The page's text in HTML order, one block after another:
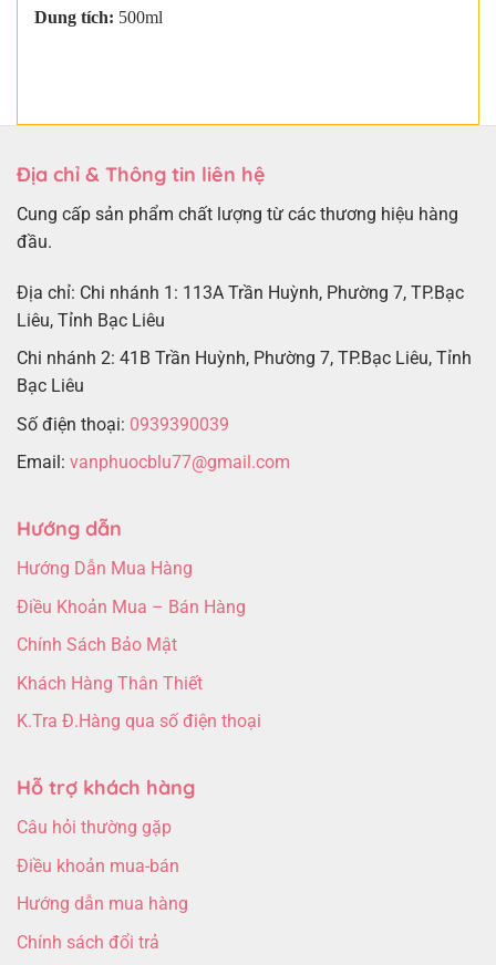
Dung tích: 500ml
Địa chỉ & Thông tin liên hệ
Cung cấp sản phẩm chất lượng từ các thương hiệu hàng
đầu.
Địa chỉ: Chi nhánh 1: 113A Trần Huỳnh, Phường 7, TP.Bạc
Liêu, Tỉnh Bạc Liêu
Chi nhánh 2: 41B Trần Huỳnh, Phường 7, TP.Bạc Liêu, Tỉnh
Bạc Liêu
Số điện thoại: 0939390039
Email: vanphuocblu77@gmail.com
Hướng dẫn
Hướng Dẫn Mua Hàng
Điều Khoản Mua – Bán Hàng
Chính Sách Bảo Mật
Khách Hàng Thân Thiết
K.Tra Đ.Hàng qua số điện thoại
Hỗ trợ khách hàng
Câu hỏi thường gặp
Điều khoản mua-bán
Hướng dẫn mua hàng
Chính sách đổi trả